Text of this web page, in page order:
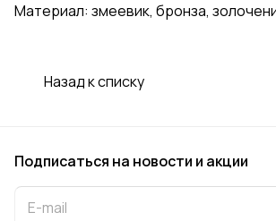
Материал: змеевик, бронза,
Назад к списку
Подписаться на новости и акции